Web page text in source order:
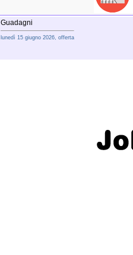
Guadagni
lunedì 15 giugno 2026, offerta